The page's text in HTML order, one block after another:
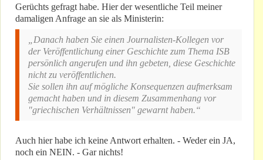
Gerüchts gefragt habe. Hier der wesentliche Teil meiner
damaligen Anfrage an sie als Ministerin:
„Danach haben Sie einen Journalisten-Kollegen vor
der Veröffentlichung einer Geschichte zum Thema ISB
persönlich angerufen und ihn gebeten, diese Geschichte
nicht zu veröffentlichen.
Sie sollen ihn auf mögliche Konsequenzen aufmerksam
gemacht haben und in diesem Zusammenhang vor
"griechischen Verhältnissen" gewarnt haben.“
Auch hier habe ich keine Antwort erhalten. - Weder ein JA,
noch ein NEIN. - Gar nichts!